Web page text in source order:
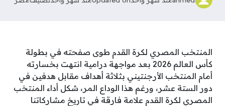
المنتخب المصري لكرة القدم طوى صفحته في بطولة
كأس العالم 2026 بعد مواجهة درامية انتهت بخسارته
أمام المنتخب الأرجنتيني بثلاثة أهداف مقابل هدفين في
دور الستة عشر، ورغم هذا الوداع المر، شكل أداء المنتخب
المصري لكرة القدم علامة فارقة في تاريخ مشاركاتنا